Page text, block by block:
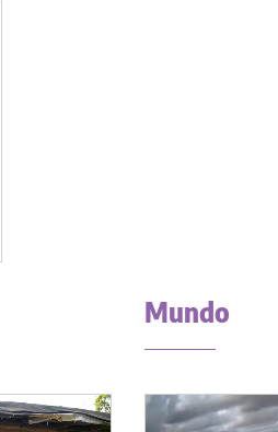
Mundo